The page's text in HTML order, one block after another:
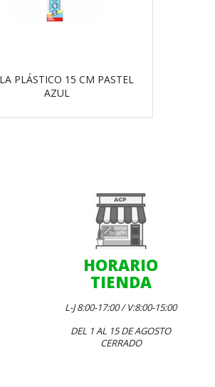
PLÁSTICO 15 CM PASTEL
AZUL
HORARIO
TIENDA
L-J 8:00-17:00 / V:8:00-15:00
DEL 1 AL 15 DE AGOSTO
CERRADO